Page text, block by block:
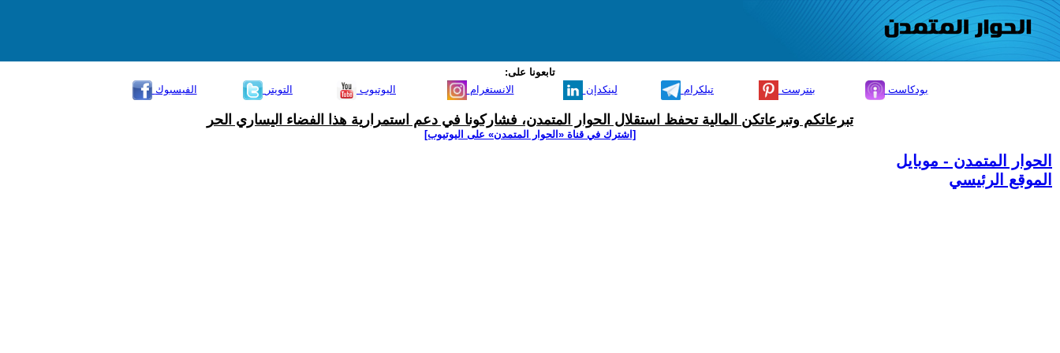
تابعونا على:
الفيسبوك
التويتر اليوتيوب الانستغرام لينكدإن تيلكرام بنترست بودكاست
تبرعاتكم وتبرعاتكن المالية تحفظ استقلال الحوار المتمدن، فشاركونا في دعم استمرارية هذا الفضاء اليساري الحر
[اشترك في قناة ‫«الحوار المتمدن» على اليوتيوب]
الحوار المتمدن - موبايل
الموقع الرئيسي